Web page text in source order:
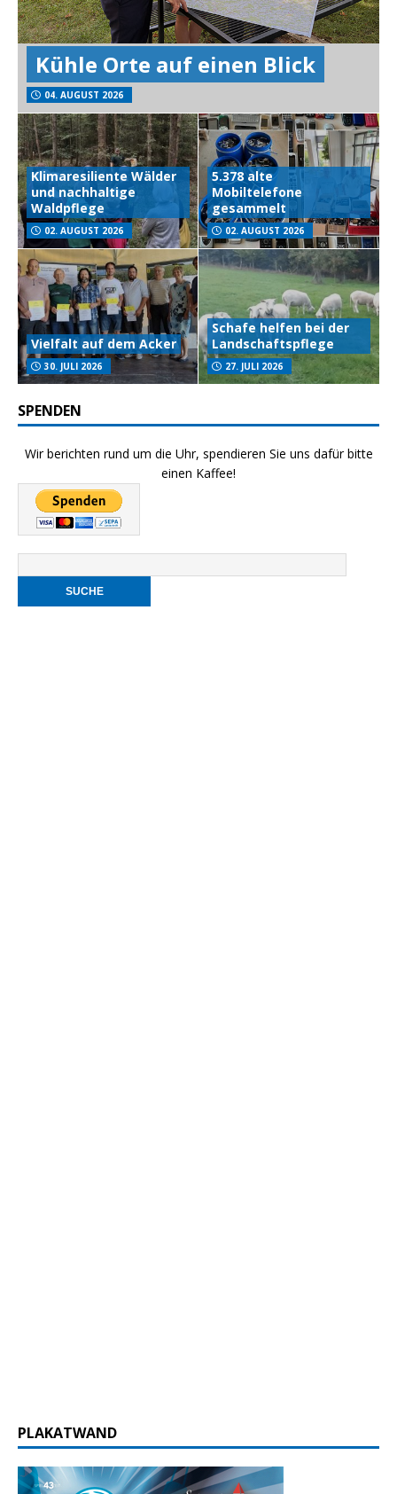
Kühle Orte auf einen Blick
04. AUGUST 2026
Klimaresiliente Wälder
und nachhaltige
Waldpflege
02. AUGUST 2026
5.378 alte
Mobiltelefone
gesammelt
02. AUGUST 2026
Vielfalt auf dem Acker
30. JULI 2026
Schafe helfen bei der
Landschaftspflege
27. JULI 2026
SPENDEN
Wir berichten rund um die Uhr, spendieren Sie uns dafür bitte
einen Kaffee!
PLAKATWAND